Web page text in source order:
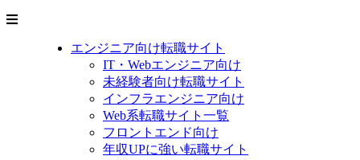
エンジニア向け転職サイト
IT・Webエンジニア向け
未経験者向け転職サイト
インフラエンジニア向け
Web系転職サイト一覧
フロントエンド向け
年収UPに強い転職サイト